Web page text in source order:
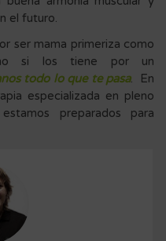
el futuro.
ser mama primeriza como
si los tiene por un
todo lo que te pasa. En
especializada en pleno
preparados para